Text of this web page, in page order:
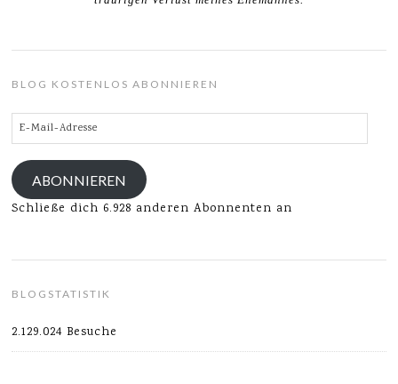
BLOG KOSTENLOS ABONNIEREN
E-
Mail-
Adresse
ABONNIEREN
Schließe dich 6.928 anderen Abonnenten an
BLOGSTATISTIK
2.129.024 Besuche